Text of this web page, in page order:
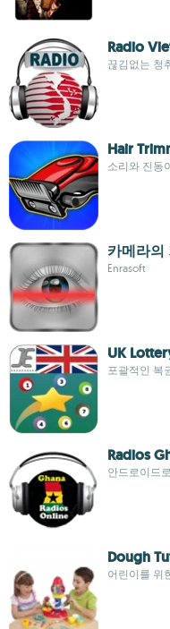
Radio
끊김없는 청
Hair
소리와 진동
카메라의
Enrasoft
UK
포괄적인 복
Radios
안드로이드
Dough
어린이를 위